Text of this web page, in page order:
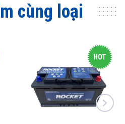
cùng loại
HOT